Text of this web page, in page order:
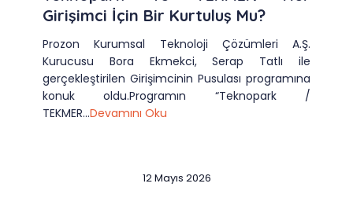
Girişimci İçin Bir Kurtuluş Mu?
Prozon Kurumsal Teknoloji Çözümleri A.Ş.
Kurucusu Bora Ekmekci, Serap Tatlı ile
gerçekleştirilen Girişimcinin Pusulası programına
konuk oldu.Programın “Teknopark /
TEKMER...Devamını Oku
12 Mayıs 2026